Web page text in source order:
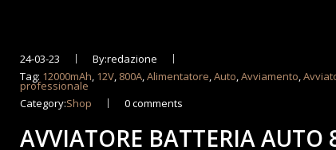
24-03-23
By:redazione
Tag: 12000mAh, 12V, 800A,Alimentatore,Auto,Avviamento,
professionale
Category:Shop 0 comments
AVVIATORE BATTERIA